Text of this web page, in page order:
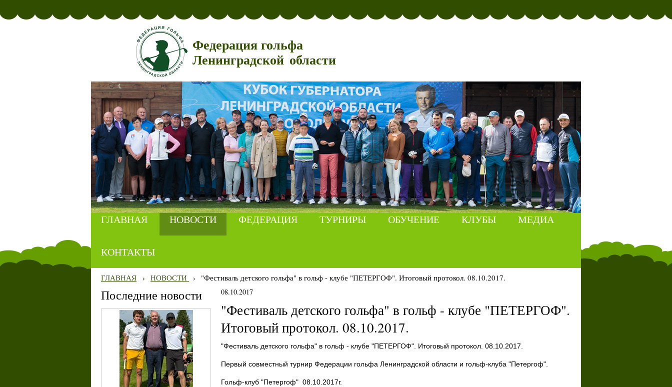
Федерация гольфа
Ленинградской области
ГЛАВНАЯ НОВОСТИ ФЕДЕРАЦИЯ ТУРНИРЫ ОБУЧЕНИЕ КЛУБЫ МЕДИА
КОНТАКТЫ
ГЛАВНАЯ › НОВОСТИ › "Фестиваль детского гольфа" в гольф - клубе "ПЕТЕРГОФ". Итоговый протокол. 08.10.2017.
Последние новости 08.10.2017
"Фестиваль детского гольфа" в гольф - клубе "ПЕТЕРГОФ".
Итоговый протокол. 08.10.2017.
"Фестиваль детского гольфа" в гольф - клубе "ПЕТЕРГОФ". Итоговый протокол. 08.10.2017.
Первый совместный турнир Федерации гольфа Ленинградской области и гольф-клуба "Петергоф".
Гольф-клуб "Петергоф" 08.10.2017г.